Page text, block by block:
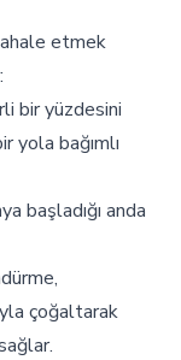
etmek
bir yüzdesini
yola bağımlı
başladığı anda
çoğaltarak